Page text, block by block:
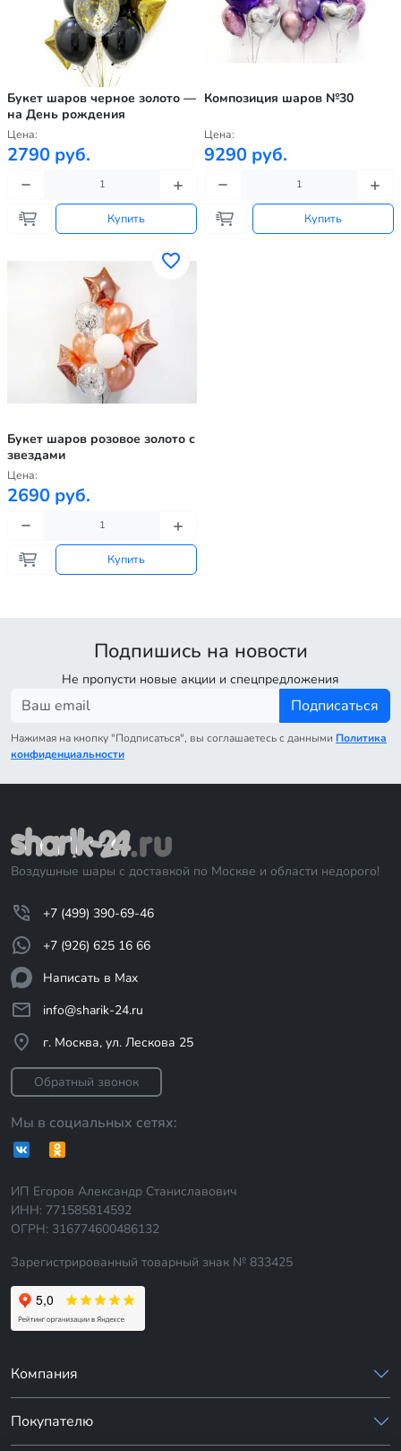
Букет шаров черное золото —
на День рождения
Цена:
2790 руб.
Купить
Композиция шаров №30
Цена:
9290 руб.
Купить
Букет шаров розовое золото с
звездами
Цена:
2690 руб.
Купить
Подпишись на новости
Не пропусти новые акции и спецпредложения
Подписаться
Нажимая на кнопку "Подписаться", вы соглашаетесь с данными Политика
конфиденциальности
Воздушные шары с доставкой по Москве и области недорого!
+7 (499) 390-69-46
+7 (926) 625 16 66
Написать в Max
info@sharik-24.ru
г. Москва, ул. Лескова 25
Обратный звонок
Мы в социальных сетях:
ИП Егоров Александр Станиславович
ИНН: 771585814592
ОГРН: 316774600486132
Зарегистрированный товарный знак № 833425
Компания
Покупателю